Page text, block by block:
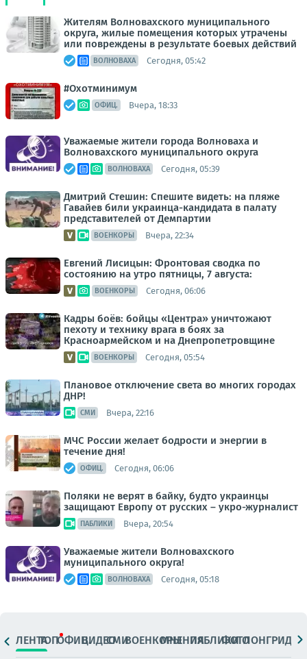
Жителям Волновахского муниципального
округа, жилые помещения которых утрачены
или повреждены в результате боевых действий
ВОЛНОВАХА Сегодня, 05:42
#Охотминимум
ОФИЦ. Вчера, 18:33
Уважаемые жители города Волноваха и
Волновахского муниципального округа
ВОЛНОВАХА Сегодня, 05:39
Дмитрий Стешин: Спешите видеть: на пляже
Гавайев били украинца-кандидата в палату
представителей от Демпартии
ВОЕНКОРЫ Вчера, 22:34
Евгений Лисицын: Фронтовая сводка по
состоянию на утро пятницы, 7 августа:
ВОЕНКОРЫ Сегодня, 06:06
Кадры боёв: бойцы «Центра» уничтожают
пехоту и технику врага в боях за
Красноармейском и на Днепропетровщине
ВОЕНКОРЫ Сегодня, 05:54
Плановое отключение света во многих городах
ДНР!
СМИ Вчера, 22:16
МЧС России желает бодрости и энергии в
течение дня!
ОФИЦ. Сегодня, 06:06
Поляки не верят в байку, будто украинцы
защищают Европу от русских – укро-журналист
ПАБЛИКИ Вчера, 20:54
Уважаемые жители Волновахского
муниципального округа!
ВОЛНОВАХА Сегодня, 05:18
ЛЕНТАТОПОФИЦ.ВИДЕОСМИВОЕНКОРЫМНЕНИЯПАБЛИКИ
ФОТОЛОНГРИДЫ